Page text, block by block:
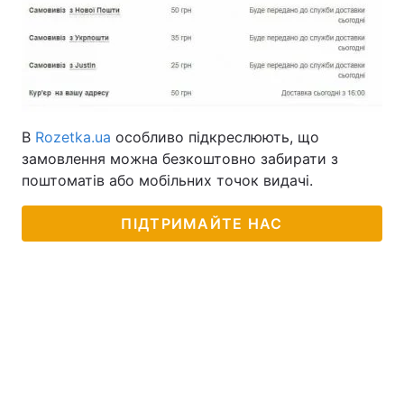
В Rozetka.ua особливо підкреслюють, що
замовлення можна безкоштовно забирати з
поштоматів або мобільних точок видачі.
ПІДТРИМАЙТЕ НАС